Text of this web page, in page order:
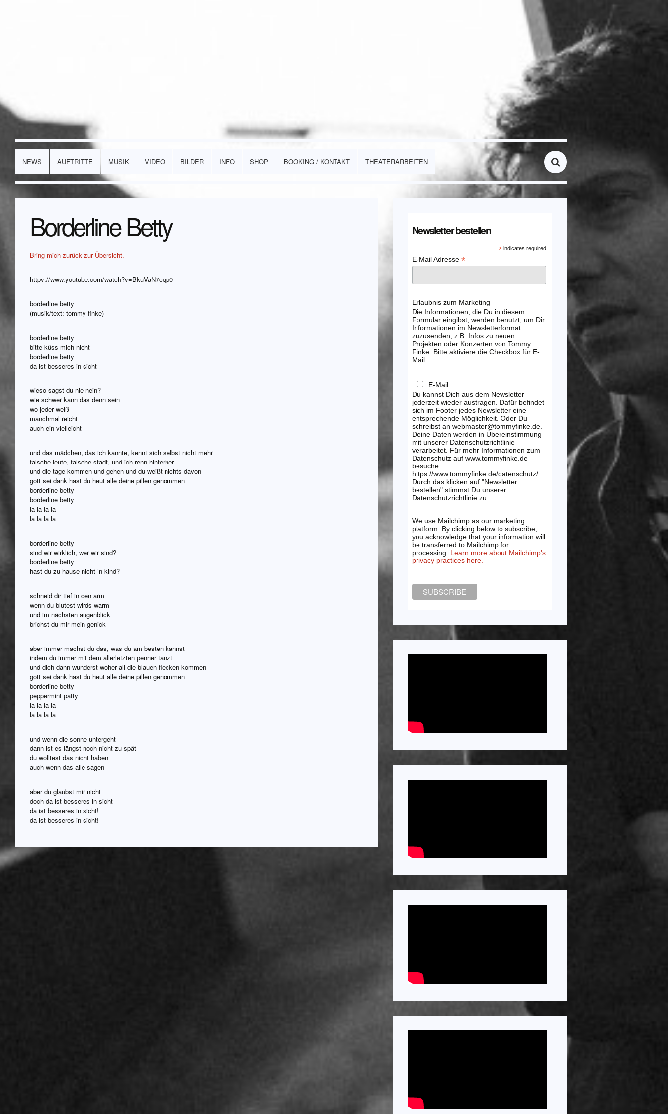
NEWS AUFTRITTE MUSIK VIDEO BILDER INFO SHOP BOOKING / KONTAKT THEATERARBEITEN
Borderline Betty
Bring mich zurück zur Übersicht.
httpv://www.youtube.com/watch?v=BkuVaN7cqp0
borderline betty
(musik/text: tommy finke)
borderline betty
bitte küss mich nicht
borderline betty
da ist besseres in sicht
wieso sagst du nie nein?
wie schwer kann das denn sein
wo jeder weiß
manchmal reicht
auch ein vielleicht
und das mädchen, das ich kannte, kennt sich selbst nicht mehr
falsche leute, falsche stadt, und ich renn hinterher
und die tage kommen und gehen und du weißt nichts davon
gott sei dank hast du heut alle deine pillen genommen
borderline betty
borderline betty
la la la la
la la la la
borderline betty
sind wir wirklich, wer wir sind?
borderline betty
hast du zu hause nicht ’n kind?
schneid dir tief in den arm
wenn du blutest wirds warm
und im nächsten augenblick
brichst du mir mein genick
aber immer machst du das, was du am besten kannst
indem du immer mit dem allerletzten penner tanzt
und dich dann wunderst woher all die blauen flecken kommen
gott sei dank hast du heut alle deine pillen genommen
borderline betty
peppermint patty
la la la la
la la la la
und wenn die sonne untergeht
dann ist es längst noch nicht zu spät
du wolltest das nicht haben
auch wenn das alle sagen
aber du glaubst mir nicht
doch da ist besseres in sicht
da ist besseres in sicht!
da ist besseres in sicht!
Newsletter bestellen
*indicates required
E-Mail Adresse *
Erlaubnis zum Marketing
Die Informationen, die Du in diesem
Formular eingibst, werden benutzt, um Dir
Informationen im Newsletterformat
zuzusenden, z.B. Infos zu neuen
Projekten oder Konzerten von Tommy
Finke. Bitte aktiviere die Checkbox für E-
Mail:
E-Mail
Du kannst Dich aus dem Newsletter
jederzeit wieder austragen. Dafür befindet
sich im Footer jedes Newsletter eine
entsprechende Möglichkeit. Oder Du
schreibst an webmaster@tommyfinke.de.
Deine Daten werden in Übereinstimmung
mit unserer Datenschutzrichtlinie
verarbeitet. Für mehr Informationen zum
Datenschutz auf www.tommyfinke.de
besuche
https://www.tommyfinke.de/datenschutz/
Durch das klicken auf "Newsletter
bestellen" stimmst Du unserer
Datenschutzrichtlinie zu.
We use Mailchimp as our marketing
platform. By clicking below to subscribe,
you acknowledge that your information will
be transferred to Mailchimp for
processing. Learn more about Mailchimp's
privacy practices here.